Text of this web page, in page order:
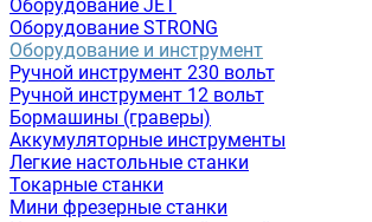
Оборудование JET
Оборудование STRONG
Оборудование и инструмент
Ручной инструмент 230 вольт
Ручной инструмент 12 вольт
Бормашины (граверы)
Аккумуляторные инструменты
Легкие настольные станки
Токарные станки
Мини фрезерные станки